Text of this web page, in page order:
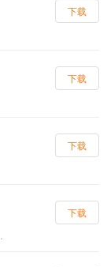
下载
下载
下载
下载